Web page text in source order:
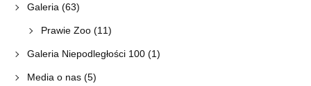
Galeria (63)
Prawie Zoo(11)
Galeria Niepodległości 100(1)
Media o nas(5)